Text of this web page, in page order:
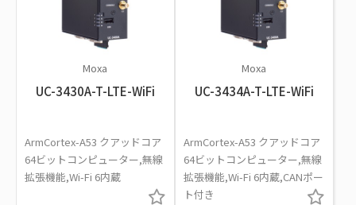
Moxa
UC-3430A-T-LTE-WiFi
ArmCortex-A53 クアッドコア
64ビットコンピューター,無線
拡張機能,Wi-Fi 6内蔵
Moxa
UC-3434A-T-LTE-WiFi
ArmCortex-A53 クアッドコア
64ビットコンピューター,無線
拡張機能,Wi-Fi 6内蔵,CANポー
ト付き